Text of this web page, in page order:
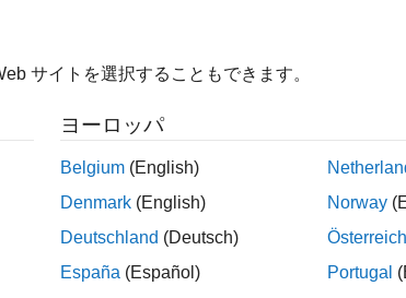
サイトを選択することもできます。
ヨーロッパ
Belgium (English)
Denmark (English)
Deutschland (Deutsch)
España (Español)
Norway
Österreich
Portugal